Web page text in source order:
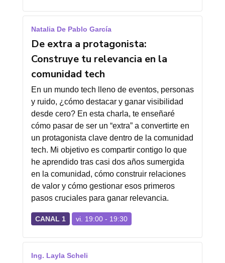
Natalia De Pablo García
De extra a protagonista:
Construye tu relevancia en la
comunidad tech
En un mundo tech lleno de eventos, personas
y ruido, ¿cómo destacar y ganar visibilidad
desde cero? En esta charla, te enseñaré
cómo pasar de ser un “extra” a convertirte en
un protagonista clave dentro de la comunidad
tech. Mi objetivo es compartir contigo lo que
he aprendido tras casi dos años sumergida
en la comunidad, cómo construir relaciones
de valor y cómo gestionar esos primeros
pasos cruciales para ganar relevancia.
CANAL 1 vi. 19:00 - 19:30
Ing. Layla Scheli